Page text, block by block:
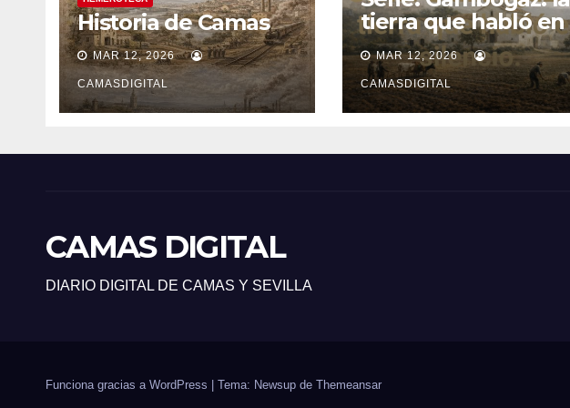
Historia de Camas
MAR 12, 2026
CAMASDIGITAL
tierra que habló en
silencio.
MAR 12, 2026
CAMASDIGITAL
CAMAS DIGITAL
DIARIO DIGITAL DE CAMAS Y SEVILLA
Funciona gracias a WordPress Tema: Newsup de Themeansar